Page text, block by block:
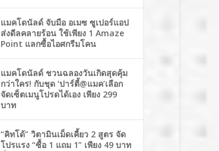
แมคโดนัลด์ จับมือ อเมซ ซูเปอร์แอป
ส่งดีลคลายร้อน ใช้เพียง 1 Amaze
Point แลกซื้อไอศกรีมโคน
แมคโดนัลด์ ชวนฉลองวันเกิดสุดคุ้ม
กว่าใคร! กับชุด ‘ปาร์ตี้@แมค’เลือก
จัดเซ็ตเมนูโปรดได้เอง เพียง 299
บาท
“คิทโด้” วิตามินเม็ดเคี้ยว 2 สูตร จัด
โปรแรง “ซื้อ 1 แถม 1” เพียง 49 บาท